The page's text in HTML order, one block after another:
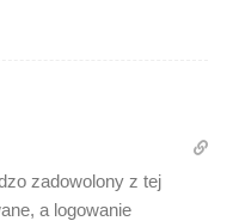
zadowolony z tej
a logowanie